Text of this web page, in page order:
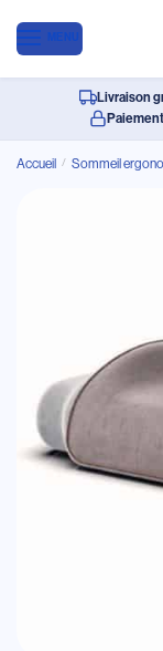
MENU
Livraison
Accueil / Sommeil